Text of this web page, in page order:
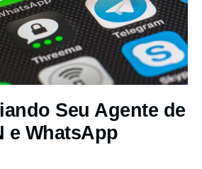
Seu Agente de
e WhatsApp